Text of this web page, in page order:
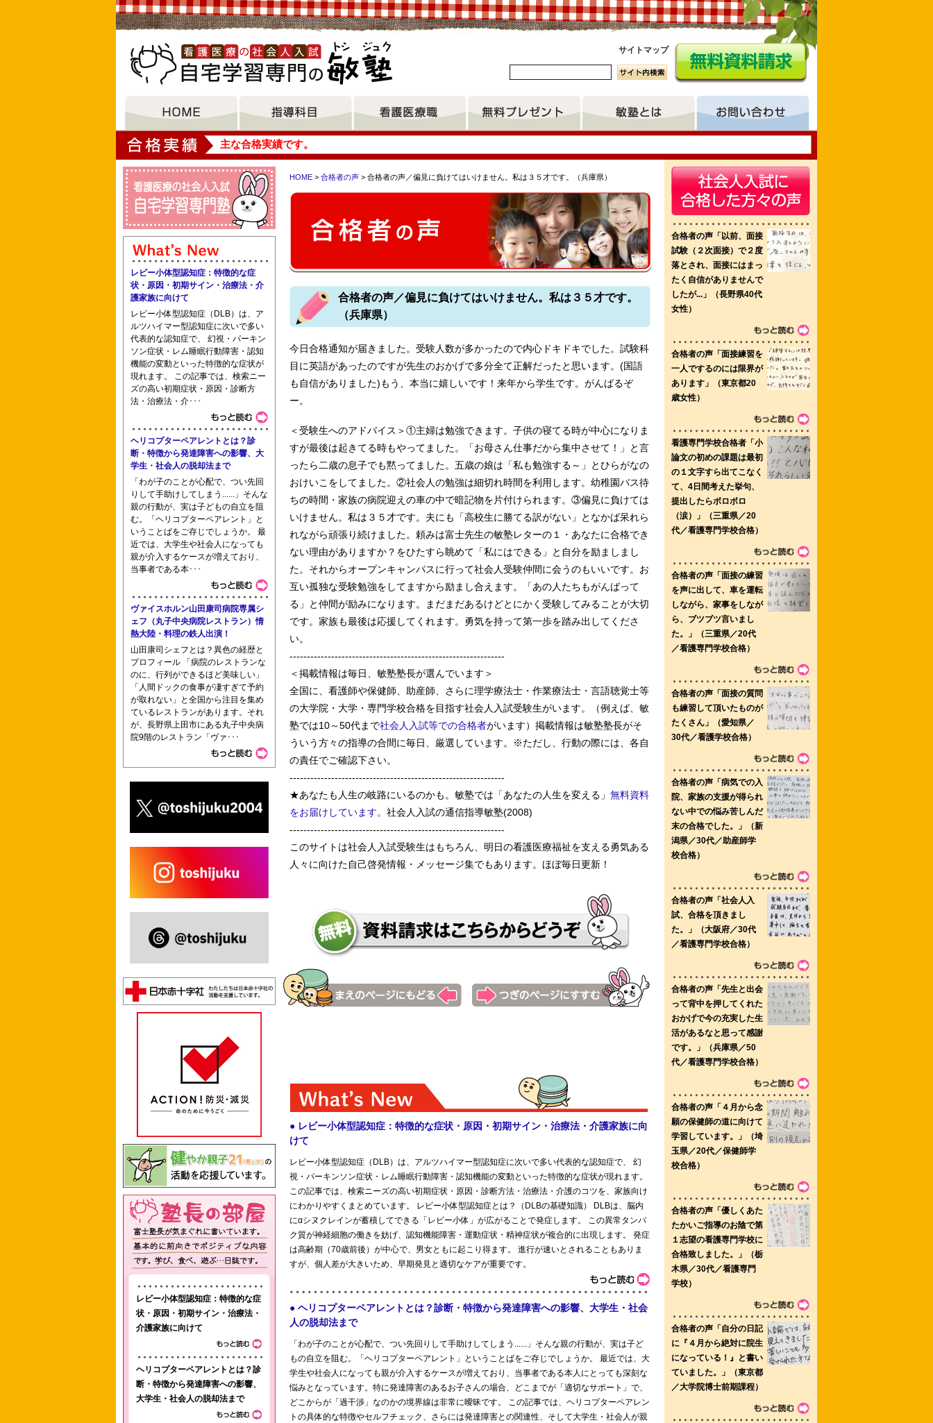
サイトマップ
大垣女子短期大学 主な合格実績です。
ベルランド看護助産専門学校 母子保健研修センター助産師学校 北海道医療大学認定看護師研修センター 神戸総合医療専門学校
日本赤十字豊田看護大学 大阪府医師会看護専門学校 一関准看護高等専修学校 津島市立看護専門学校 新潟県立看護大学
横浜市病院協会看護専門学校 名古屋医専 大島看護専門学校 岡山赤十字看護専門学校 名古屋市立中央看護専門学校助産学科
公立春日井小牧看護専門学校 佐原准看護学校 東京都立各看護専門学校 国際医療福祉大学塩谷看護専門学校 駒澤大学文学部心理学科
板橋区医師会立看護高等専修学校 板橋中央看護専門学校 日本赤十字北海道看護大学大学院看護学研究科助産学専攻修士課程 愛知県立総合看護
HOME > 合格者の声 > 合格者の声／偏見に負けてはいけません。私は３５才です。（兵庫県）
合格者の声／偏見に負けてはいけません。私は３５才です。
（兵庫県）
今日合格通知が届きました。受験人数が多かったので内心ドキドキでした。試験科
目に英語があったのですが先生のおかげで多分全て正解だったと思います。(国語
も自信がありました)もう、本当に嬉しいです！来年から学生です。がんばるぞ
ー。
＜受験生へのアドバイス＞①主婦は勉強できます。子供の寝てる時が中心になりま
すが最後は起きてる時もやってました。「お母さん仕事だから集中させて！」と言
ったら二歳の息子でも黙ってました。五歳の娘は「私も勉強する～」とひらがなの
おけいこをしてました。②社会人の勉強は細切れ時間を利用します。幼稚園バス待
ちの時間・家族の病院迎えの車の中で暗記物を片付けられます。③偏見に負けては
いけません。私は３５才です。夫にも「高校生に勝てる訳がない」となかば呆れら
れながら頑張り続けました。頼みは富士先生の敏塾レターの１・あなたに合格でき
ない理由がありますか？をひたすら眺めて「私にはできる」と自分を励ましまし
た。それからオープンキャンパスに行って社会人受験仲間に会うのもいいです。お
互い孤独な受験勉強をしてますから励まし合えます。「あの人たちもがんばって
る」と仲間が励みになります。まだまだあるけどとにかく受験してみることが大切
です。家族も最後は応援してくれます。勇気を持って第一歩を踏み出してくださ
い。
--------------------------------------------------------------
＜掲載情報は毎日、敏塾塾長が選んでいます＞
全国に、看護師や保健師、助産師、さらに理学療法士・作業療法士・言語聴覚士等
の大学院・大学・専門学校合格を目指す社会人入試受験生がいます。（例えば、敏
塾では10～50代まで社会人入試等での合格者がいます）掲載情報は敏塾塾長がそ
ういう方々の指導の合間に毎日、厳選しています。※ただし、行動の際には、各自
の責任でご確認下さい。
--------------------------------------------------------------
★あなたも人生の岐路にいるのかも。敏塾では「あなたの人生を変える」 無料資料
をお届けしています。 社会人入試の通信指導敏塾(2008)
--------------------------------------------------------------
このサイトは社会人入試受験生はもちろん、明日の看護医療福祉を支える勇気ある
人々に向けた自己啓発情報・メッセージ集でもあります。ほぼ毎日更新！
レビー小体型認知症：特徴的な症
状・原因・初期サイン・治療法・介
護家族に向けて
レビー小体型認知症（DLB）は、ア
ルツハイマー型認知症に次いで多い
代表的な認知症で、 幻視・パーキン
ソン症状・レム睡眠行動障害・認知
機能の変動といった特徴的な症状が
現れます。 この記事では、検索ニー
ズの高い初期症状・原因・診断方
法・治療法・介･･･
ヘリコプターペアレントとは？診
断・特徴から発達障害への影響、大
学生・社会人の脱却法まで
「わが子のことが心配で、つい先回
りして手助けしてしまう......」そんな
親の行動が、実は子どもの自立を阻
む。「ヘリコプターペアレント」と
いうことばをご存じでしょうか。 最
近では、大学生や社会人になっても
親が介入するケースが増えており、
当事者である本･･･
ヴァイスホルン山田康司病院専属シ
ェフ（丸子中央病院レストラン）情
熱大陸・料理の鉄人出演！
山田康司シェフとは？異色の経歴と
プロフィール 「病院のレストランな
のに、行列ができるほど美味しい」
「人間ドックの食事が凄すぎて予約
が取れない」と全国から注目を集め
ているレストランがあります。それ
が、長野県上田市にある丸子中央病
院9階のレストラン「ヴァ･･･
レビー小体型認知症：特徴的な症
状・原因・初期サイン・治療法・
介護家族に向けて
ヘリコプターペアレントとは？診
断・特徴から発達障害への影響、
大学生・社会人の脱却法まで